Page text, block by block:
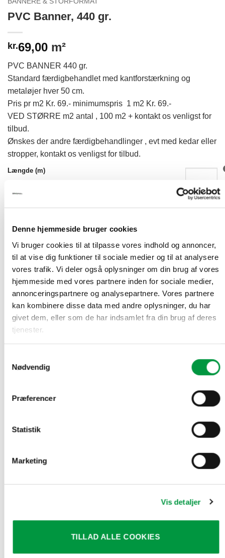
Denne hjemmeside bruger cookies
Vi bruger cookies til at tilpasse vores indhold og annoncer,
til at vise dig funktioner til sociale medier og til at analysere
vores trafik. Vi deler også oplysninger om din brug af vores
hjemmeside med vores partnere inden for sociale medier,
annonceringspartnere og analysepartnere. Vores partnere
kan kombinere disse data med andre oplysninger, du har
givet dem, eller som de har indsamlet fra din brug af deres
tjenester.
Nødvendig
Præferencer
Statistik
Marketing
Vis detaljer
TILLAD ALLE COOKIES
PVC Banner, 440 gr.
kr.69,00 m²
PVC BANNER 440 gr.
Standard færdigbehandlet med kantforstærkning og
metaløjer hver 50 cm.
Pris pr m2 Kr. 69.- minimumspris 1 m2 Kr. 69.-
VED STØRRE m2 antal , 100 m2 + kontakt os venligst for
tilbud.
Ønskes der andre færdigbehandlinger , evt med kedar eller
stropper, kontakt os venligst for tilbud.
Længde (m)
Bredde (m)
Product Price
PVC Banner, 440 gr. antal
TILFØJ TIL KURV
BANNERE & STORFORMAT BANNERE & STORFORMAT